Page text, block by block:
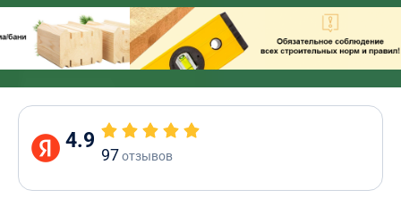
4.9
97отзывов